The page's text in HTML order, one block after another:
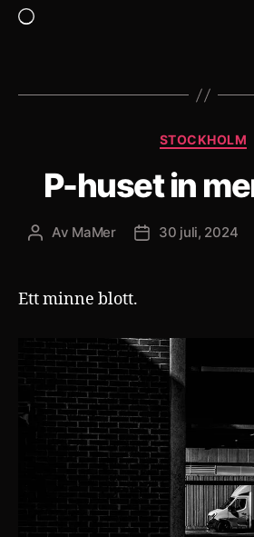
STOCKHOLM
P-huset in
Inläggsförfattare
Av MaMer Inläggsdatum
30 juli, 2024
Ett minne blott.